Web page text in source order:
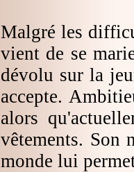
Malgré les
vient de se
dévolu sur la
accepte.
alors
vêtements. Son
monde lui